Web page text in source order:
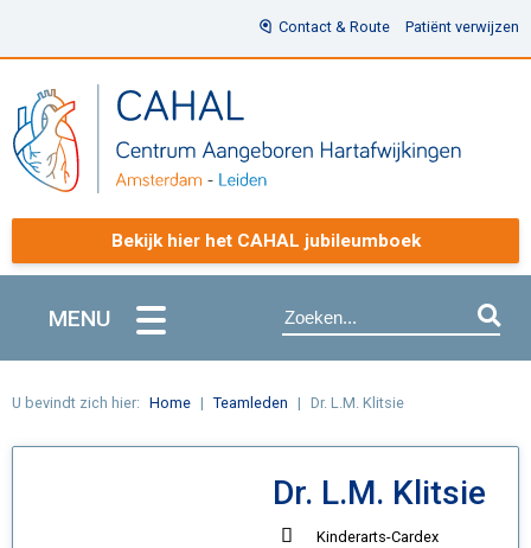
Contact & Route Patiënt verwijzen
Bekijk hier het CAHAL jubileumboek
MENU
U bevindt zich hier: Home Teamleden Dr. L.M. Klitsie
Dr. L.M. Klitsie
Kinderarts-Cardex